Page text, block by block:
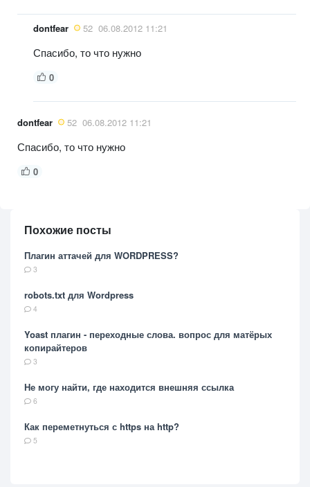
dontfear 52 06.08.2012 11:21
Спасибо, то что нужно
0
dontfear 52 06.08.2012 11:21
Спасибо, то что нужно
0
Похожие посты
Плагин аттачей для WORDPRESS?
3
robots.txt для Wordpress
4
Yoast плагин - переходные слова. вопрос для матёрых
копирайтеров
3
Не могу найти, где находится внешняя ссылка
6
Как переметнуться с https на http?
5